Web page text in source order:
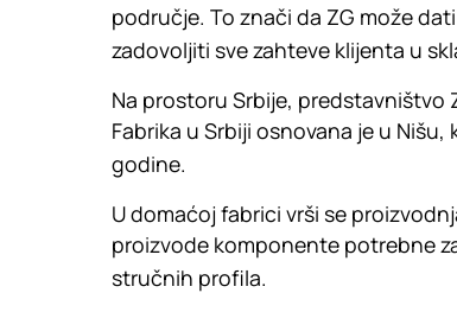
područje. To znači da ZG može
zadovoljiti sve zahteve klijenta u
Na prostoru Srbije, predstavništvo
Fabrika u Srbiji osnovana je u Nišu,
godine.
U domaćoj fabrici vrši se
proizvode komponente potrebne
stručnih profila.